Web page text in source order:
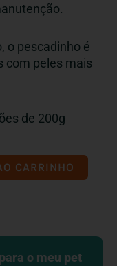
o pescadinho é
com peles mais
de 200g
CARRINHO
o meu pet